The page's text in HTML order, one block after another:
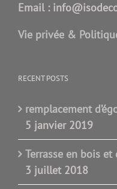
Email :
Vie privée &
RECENT POSTS
remplacement
5 janvier 2019
Terrasse en bois
3 juillet 2018